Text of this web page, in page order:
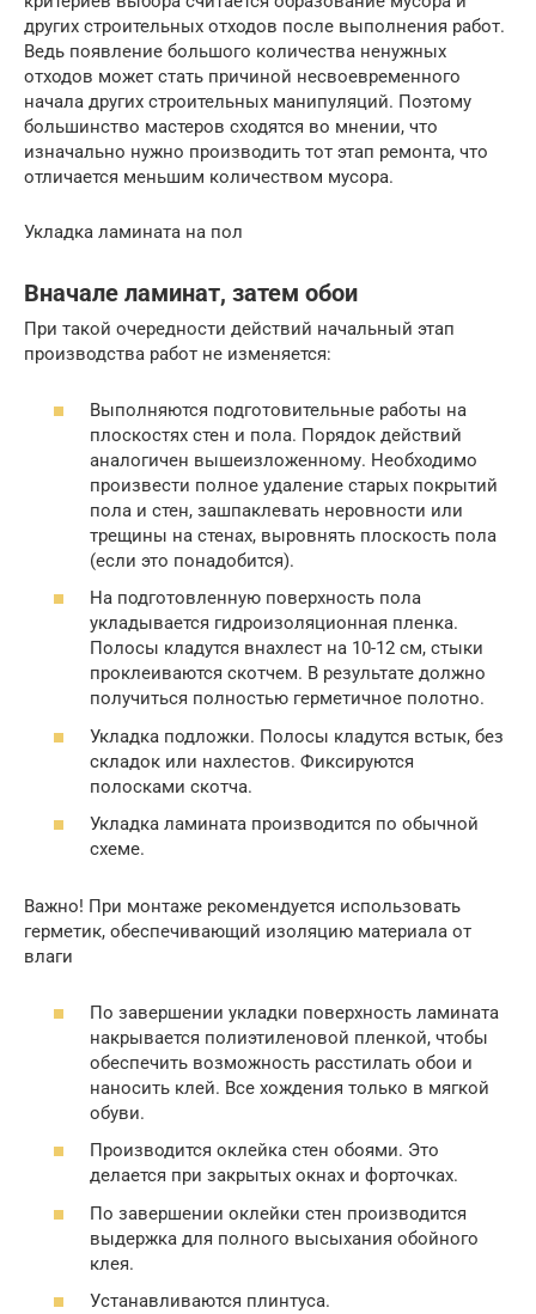
других строительных отходов после выполнения работ.
Ведь появление большого количества ненужных
отходов может стать причиной несвоевременного
начала других строительных манипуляций. Поэтому
большинство мастеров сходятся во мнении, что
изначально нужно производить тот этап ремонта, что
отличается меньшим количеством мусора.
Укладка ламината на пол
Вначале ламинат, затем обои
При такой очередности действий начальный этап
производства работ не изменяется:
Выполняются подготовительные работы на
плоскостях стен и пола. Порядок действий
аналогичен вышеизложенному. Необходимо
произвести полное удаление старых покрытий
пола и стен, зашпаклевать неровности или
трещины на стенах, выровнять плоскость пола
(если это понадобится).
На подготовленную поверхность пола
укладывается гидроизоляционная пленка.
Полосы кладутся внахлест на 10-12 см, стыки
проклеиваются скотчем. В результате должно
получиться полностью герметичное полотно.
Укладка подложки. Полосы кладутся встык, без
складок или нахлестов. Фиксируются
полосками скотча.
Укладка ламината производится по обычной
схеме.
Важно! При монтаже рекомендуется использовать
герметик, обеспечивающий изоляцию материала от
влаги
По завершении укладки поверхность ламината
накрывается полиэтиленовой пленкой, чтобы
обеспечить возможность расстилать обои и
наносить клей. Все хождения только в мягкой
обуви.
Производится оклейка стен обоями. Это
делается при закрытых окнах и форточках.
По завершении оклейки стен производится
выдержка для полного высыхания обойного
клея.
Устанавливаются плинтуса.